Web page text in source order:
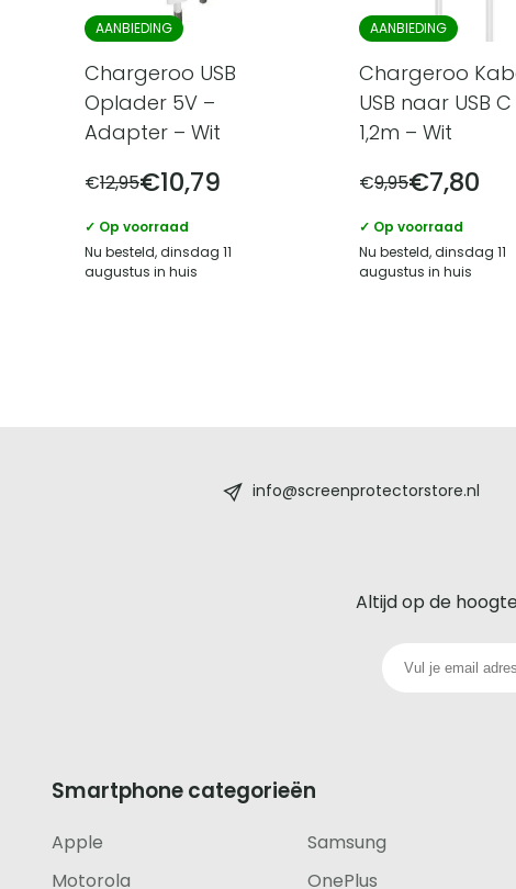
AANBIEDING
Chargeroo USB
Oplader 5V –
Adapter – Wit
€12,95€10,79
✓ Op voorraad
Nu besteld, dinsdag 11
augustus in huis
AANBIEDING
Chargeroo
USB naar USB
1,2m – Wit
€9,95€7,80
✓ Op voorraad
Nu besteld, dinsdag 11
augustus in huis
iedere
telefoon
footer
info@screenprotectorstore.nl
Altijd op de
Smartphone categorieën
Apple
Samsung
Motorola
OnePlus